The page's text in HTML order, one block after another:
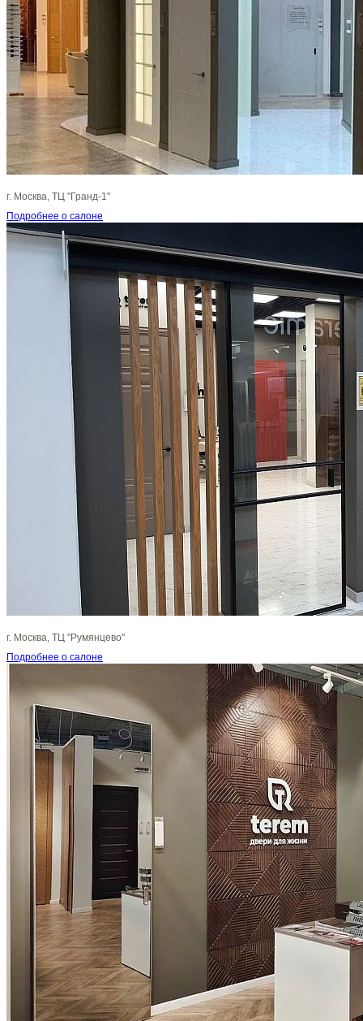
г. Москва, ТЦ "Гранд-1"
Подробнее о салоне
г. Москва, ТЦ "Румянцево"
Подробнее о салоне